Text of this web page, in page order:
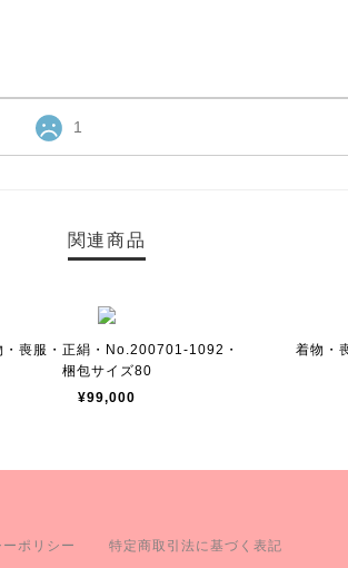
1
関連商品
・喪服・正絹・No.200701-1092・
梱包サイズ80
¥99,000
着物・
ポリシー 特定商取引法に基づく表記